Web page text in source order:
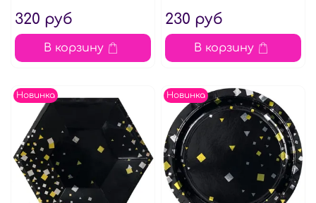
320 руб
В корзину
230 руб
В корзину
Новинка Новинка